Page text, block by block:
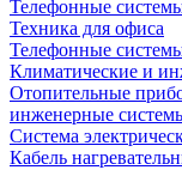
Телефонные
Техника для офиса
Телефонные
Климатические и
Отопительные
инженерные
Система
Кабель